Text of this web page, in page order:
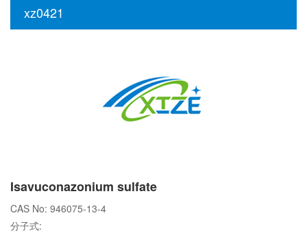
xz0421
Isavuconazonium sulfate
CAS No: 946075-13-4
分子式: